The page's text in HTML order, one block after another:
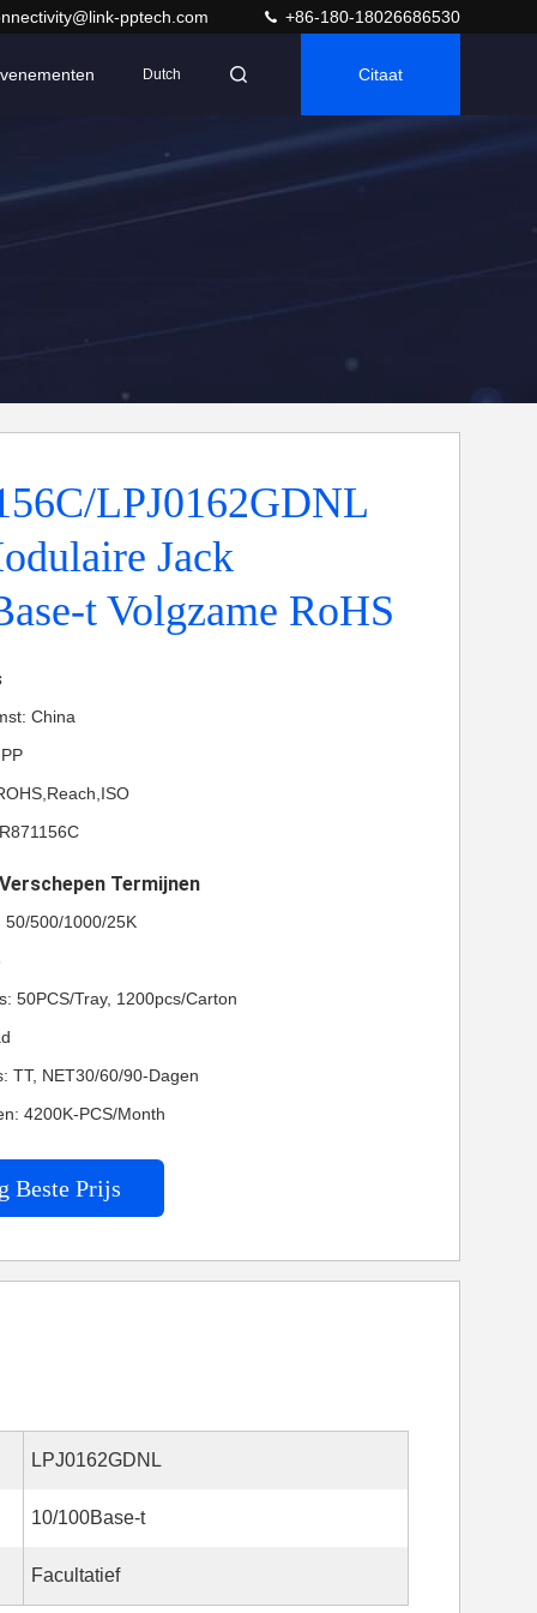
pptech.com +86-180-18026686530
Dutch Citaat
LPJ0162GDNL
Jack
t Volgzame RoHS
China
Termijnen
50/500/1000/25K
50PCS/Tray, 1200pcs/Carton
TT, NET30/60/90-Dagen
4200K-PCS/Month
Beste Prijs
LPJ0162GDNL
10/100Base-t
Facultatief